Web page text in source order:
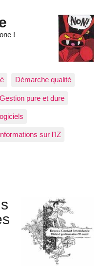
!
Démarche qualité
Gestion pure et dure
sur l’IZ